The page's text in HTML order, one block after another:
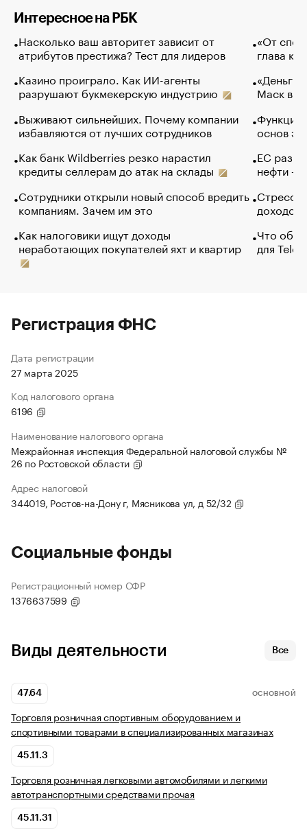
Интересное на РБК
Насколько ваш авторитет зависит от
атрибутов престижа? Тест для лидеров
Казино проиграло. Как ИИ-агенты
разрушают букмекерскую индустрию
Выживают сильнейших. Почему компании
избавляются от лучших сотрудников
Как банк Wildberries резко нарастил
кредиты селлерам до атак на склады
Сотрудники открыли новый способ вредить
компаниям. Зачем им это
Как налоговики ищут доходы
неработающих покупателей яхт и квартир
«От
глава
«Деньги
Маск в
Функции
основ
ЕС
нефти —
Стресс
доходов
Что
для
Регистрация ФНС
Дата регистрации
27 марта 2025
Код налогового органа
6196
Наименование налогового органа
Межрайонная инспекция Федеральной налоговой службы №
26 по Ростовской области
Адрес налоговой
344019, Ростов-на-Дону г, Мясникова ул, д 52/32
Социальные фонды
Регистрационный номер СФР
1376637599
Виды деятельности Все
47.64 ОСНОВНОЙ
Торговля розничная спортивным оборудованием и
спортивными товарами в специализированных магазинах
45.11.3
Торговля розничная легковыми автомобилями и легкими
автотранспортными средствами прочая
45.11.31